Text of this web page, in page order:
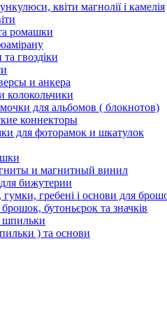
квіти магнолії і камелія
ромашки
гвоздіки
и анкера
колокольчики
для альбомов ( блокнотов)
коннекторы
для фоторамок и шкатулок
и магнитный винил
бижутерии
гребені і основи для
бутоньєрок та значків
шпильки
) та основи